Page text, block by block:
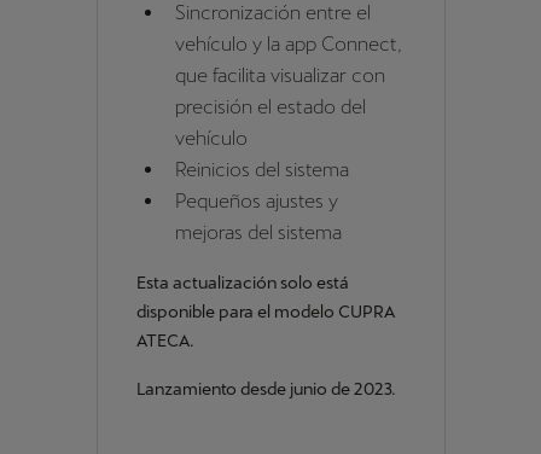
Sincronización entre el
vehículo y la app Connect,
que facilita visualizar con
precisión el estado del
vehículo
Reinicios del sistema
Pequeños ajustes y
mejoras del sistema
Esta actualización solo está
disponible para el modelo CUPRA
ATECA.
Lanzamiento desde junio de 2023.